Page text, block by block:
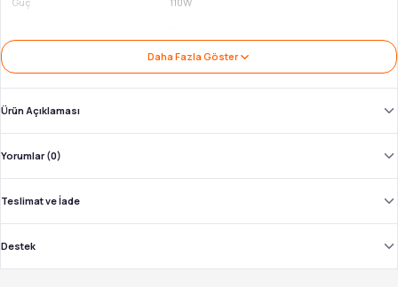
Daha Fazla Göster
Ürün Açıklaması
Yorumlar (0)
Teslimat ve İade
Destek